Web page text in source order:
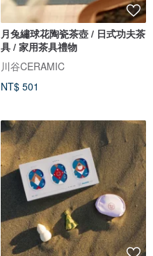
月兔繡球花陶瓷茶壺 / 日式功夫茶
具 / 家用茶具禮物
川谷CERAMIC
NT$ 501